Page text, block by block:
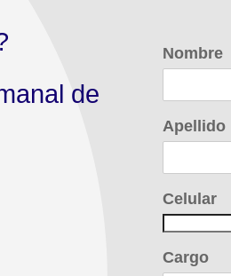
de
Nombre
Apellido
Celular
Cargo